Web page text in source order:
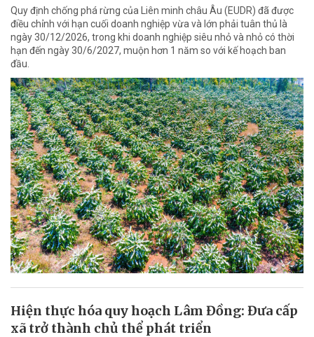
Quy định chống phá rừng của Liên minh châu Âu (EUDR) đã được
điều chỉnh với hạn cuối doanh nghiệp vừa và lớn phải tuân thủ là
ngày 30/12/2026, trong khi doanh nghiệp siêu nhỏ và nhỏ có thời
hạn đến ngày 30/6/2027, muộn hơn 1 năm so với kế hoạch ban
đầu.
Hiện thực hóa quy hoạch Lâm Đồng: Đưa cấp
xã trở thành chủ thể phát triển